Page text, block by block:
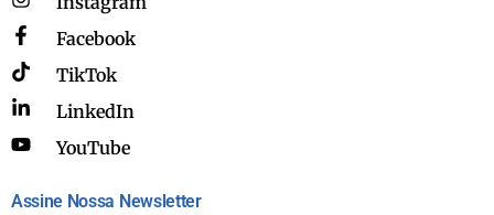
Facebook
TikTok
LinkedIn
YouTube
Assine Nossa Newsletter